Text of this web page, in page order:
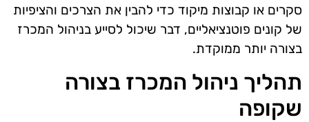
סקרים או קבוצות מיקוד כדי להבין את הצרכים והציפיות
של קונים פוטנציאליים, דבר שיכול לסייע בניהול המכרז
בצורה יותר ממוקדת.
תהליך ניהול המכרז בצורה
שקופה